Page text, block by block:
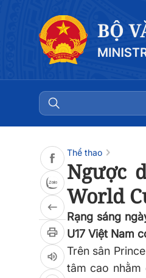
Thể thao
Ngược
World
Rạng sáng
U17 Việt Nam
Trên sân
tâm cao
0:00 0:00